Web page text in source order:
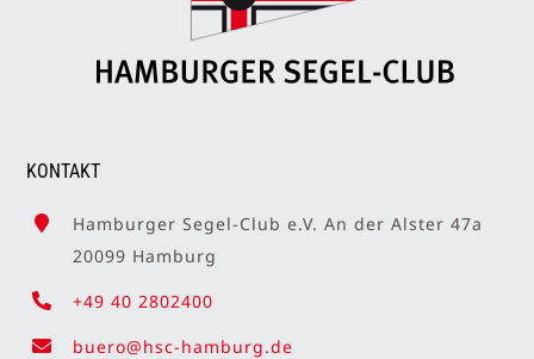
KONTAKT
Hamburger Segel-Club e.V. An der Alster 47a
20099 Hamburg
+49 40 2802400
buero@hsc-hamburg.de